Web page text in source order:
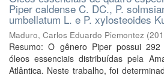
Piper caldense C. DC., P.
umbellatum L. e P. xylosteoides
Maduro, Carlos Eduardo Piemontez (
Resumo: O gênero Piper possui
óleos essenciais distribuídas pela
Atlântica. Neste trabalho, foi